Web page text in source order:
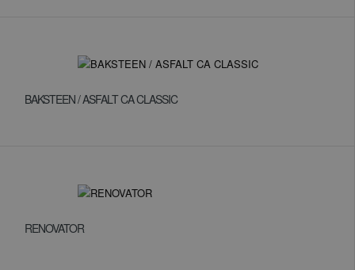
BAKSTEEN / ASFALT CA CLASSIC
RENOVATOR